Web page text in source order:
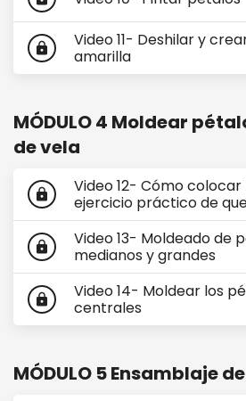
lock
Video 11- Deshilar y
amarilla
MÓDULO 4 Moldear
de vela
lock
Video 12- Cómo colocar
ejercicio práctico de
lock
Video 13- Moldeado de
medianos y grandes
lock
Video 14- Moldear los
centrales
MÓDULO 5 Ensamblaje